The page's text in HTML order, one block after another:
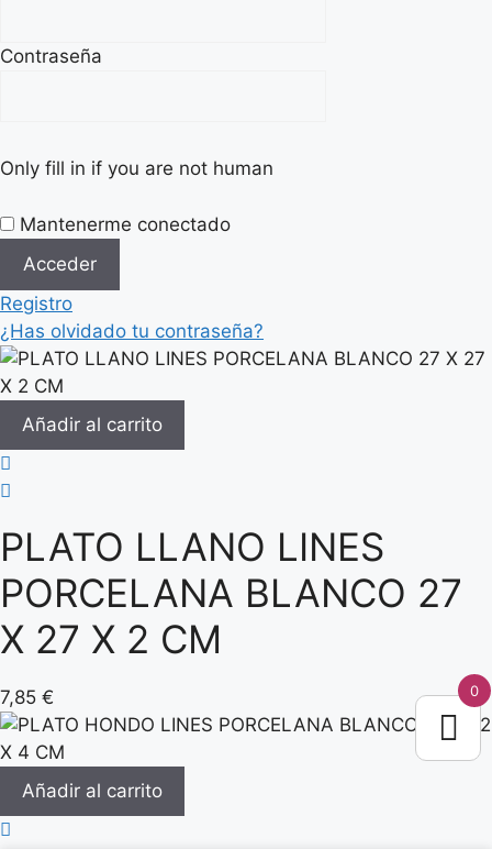
Contraseña
Only fill in if you are not human
Mantenerme conectado
Registro
¿Has olvidado tu contraseña?
Añadir al carrito
PLATO LLANO LINES
PORCELANA BLANCO 27
X 27 X 2 CM
7,85 €
Añadir al carrito
0